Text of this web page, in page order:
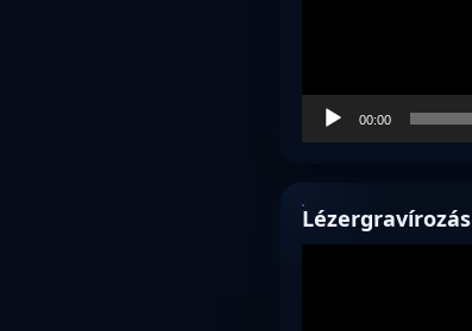
00:00
Lézergravírozás